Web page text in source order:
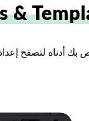
&